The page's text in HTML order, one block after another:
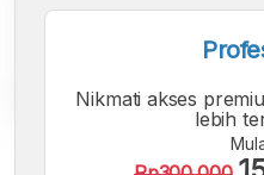
Nikmati akses
lebih